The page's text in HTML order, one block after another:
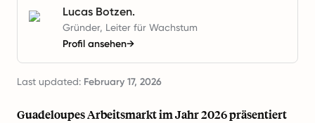
Lucas Botzen.
Gründer, Leiter für Wachstum
Profil ansehen→
Last updated: February 17, 2026
Guadeloupes Arbeitsmarkt im Jahr 2026 präsentiert